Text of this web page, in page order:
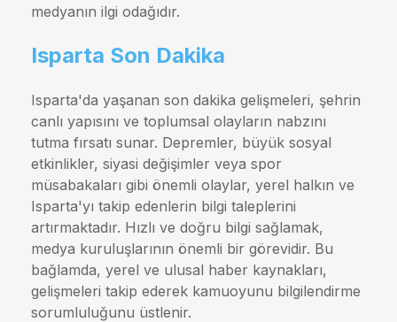
medyanın ilgi odağıdır.
Isparta Son Dakika
Isparta'da yaşanan son dakika gelişmeleri, şehrin
canlı yapısını ve toplumsal olayların nabzını
tutma fırsatı sunar. Depremler, büyük sosyal
etkinlikler, siyasi değişimler veya spor
müsabakaları gibi önemli olaylar, yerel halkın ve
Isparta'yı takip edenlerin bilgi taleplerini
artırmaktadır. Hızlı ve doğru bilgi sağlamak,
medya kuruluşlarının önemli bir görevidir. Bu
bağlamda, yerel ve ulusal haber kaynakları,
gelişmeleri takip ederek kamuoyunu bilgilendirme
sorumluluğunu üstlenir.